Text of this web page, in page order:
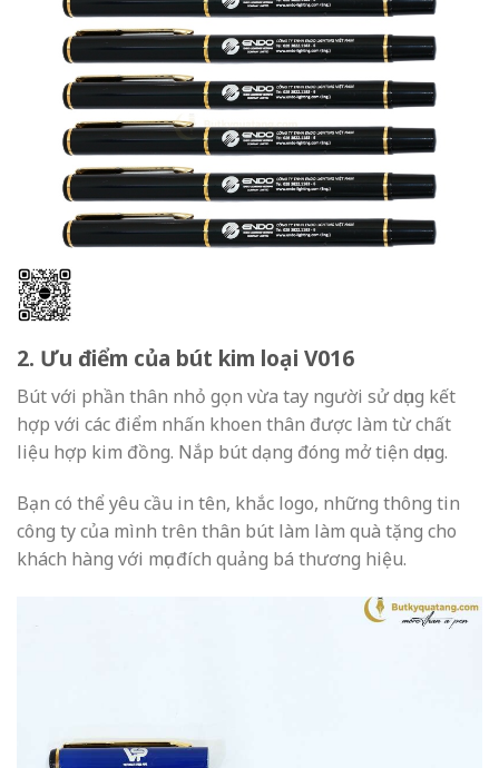
2. Ưu điểm của bút kim loại V016
Bút với phần thân nhỏ gọn vừa tay người sử dụng kết
hợp với các điểm nhấn khoen thân được làm từ chất
liệu hợp kim đồng. Nắp bút dạng đóng mở tiện dụng.
Bạn có thể yêu cầu in tên, khắc logo, những thông tin
công ty của mình trên thân bút làm làm quà tặng cho
khách hàng với mục đích quảng bá thương hiệu.